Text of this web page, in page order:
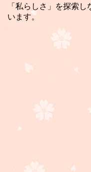
「私らしさ」を探索
います。